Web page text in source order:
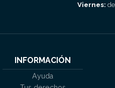
Viernes:
INFORMACIÓN
Ayuda